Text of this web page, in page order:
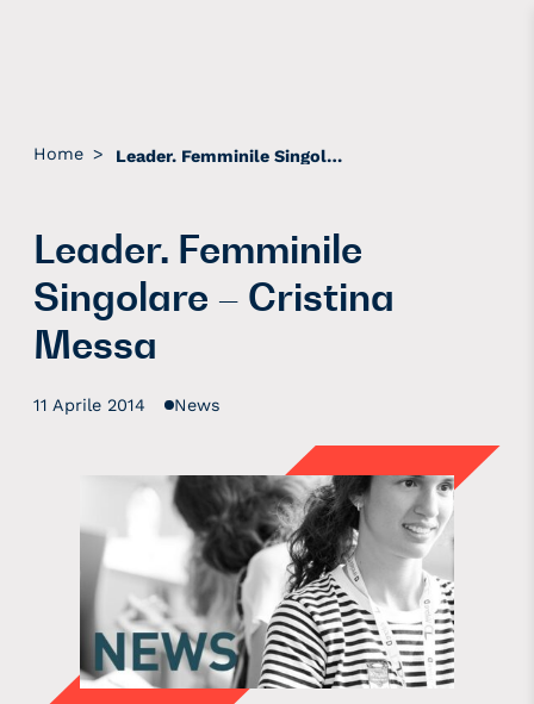
Home > Leader. Femminile Singolare – Cristina Messa
Leader. Femminile
Singolare – Cristina
Messa
11 Aprile 2014 News